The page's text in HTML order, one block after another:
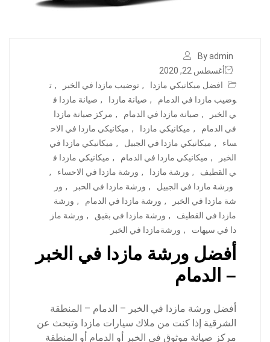
By admin
أغسطس 22, 2020
افضل ميكانيكي مازدا
, توضيب مازدا في الخبر , ت
وضيب مازدا في الدمام
, صيانة مازدا , صيانة مازدا ف
ي الخبر
, صيانة مازدا في الدمام , مركز صيانة مازدا
في الدمام
, ميكانيكي مازدا , ميكانيكي مازدا في الاح
ساء
, ميكانيكي مازدا في الجبيل , ميكانيكي مازدا في
الخبر
, ميكانيكي مازدا في الدمام , ميكانيكي مازدا ف
ي القطيف
, ورشة مازدا , ورشة مازدا في الاحساء
,
ورشة مازدا في الجبيل
, ورشة مازدا في الحبر , ور
شة مازدا في الخبر
, ورشة مازدا في الدمام , ورشة
مازدا في القطيف
, ورشة مازدا في بقيق , ورشة ماز
دا في سيهات
, ورشةمازدا في الخبر
أفضل ورشة مازدا في الخبر
– الدمام
أفضل ورشة مازدا في الخبر – الدمام – المنطقة
الشرقية إذا كنت من ملاك سيارات مازدا وتبحث عن
مركز صيانة موثوق في الخبر أو الدمام أو المنطقة